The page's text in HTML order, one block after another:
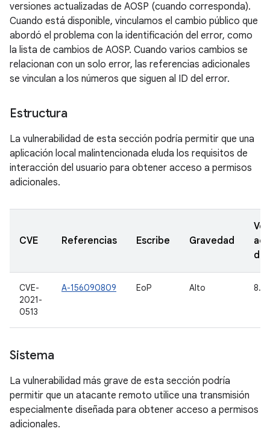
versiones actualizadas de AOSP (cuando corresponda).
Cuando está disponible, vinculamos el cambio público que
abordó el problema con la identificación del error, como
la lista de cambios de AOSP. Cuando varios cambios se
relacionan con un solo error, las referencias adicionales
se vinculan a los números que siguen al ID del error.
Estructura
La vulnerabilidad de esta sección podría permitir que una
aplicación local malintencionada eluda los requisitos de
interacción del usuario para obtener acceso a permisos
adicionales.
CVE Referencias Escribe Gravedad
de
CVE-
2021-
0513
A-156090809 EoP Alto 8.1,
Sistema
La vulnerabilidad más grave de esta sección podría
permitir que un atacante remoto utilice una transmisión
especialmente diseñada para obtener acceso a permisos
adicionales.